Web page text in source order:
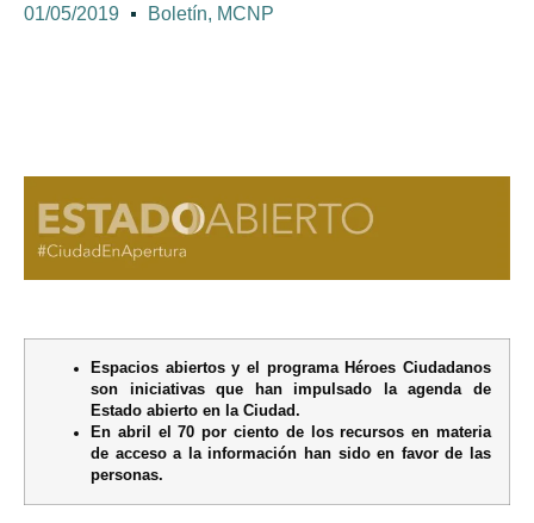
01/05/2019 Boletín, MCNP
Espacios abiertos y el programa Héroes Ciudadanos
son iniciativas que han impulsado la agenda de
Estado abierto en la Ciudad.
En abril el 70 por ciento de los recursos en materia
de acceso a la información han sido en favor de las
personas.